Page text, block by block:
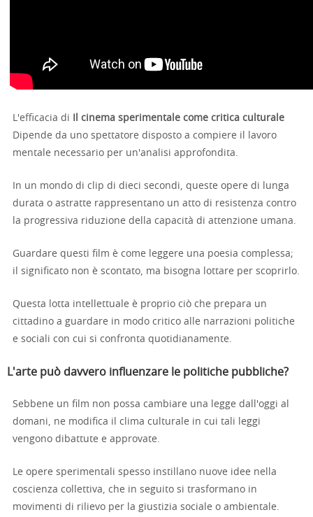
L'efficacia di
Il cinema sperimentale come critica culturale
Dipende da uno spettatore disposto a compiere il lavoro
mentale necessario per un'analisi approfondita.
In un mondo di clip di dieci secondi, queste opere di lunga
durata o astratte rappresentano un atto di resistenza contro
la progressiva riduzione della capacità di attenzione umana.
Guardare questi film è come leggere una poesia complessa;
il significato non è scontato, ma bisogna lottare per scoprirlo.
Questa lotta intellettuale è proprio ciò che prepara un
cittadino a guardare in modo critico alle narrazioni politiche
e sociali con cui si confronta quotidianamente.
L'arte può davvero influenzare le politiche pubbliche?
Sebbene un film non possa cambiare una legge dall'oggi al
domani, ne modifica il clima culturale in cui tali leggi
vengono dibattute e approvate.
Le opere sperimentali spesso instillano nuove idee nella
coscienza collettiva, che in seguito si trasformano in
movimenti di rilievo per la giustizia sociale o ambientale.